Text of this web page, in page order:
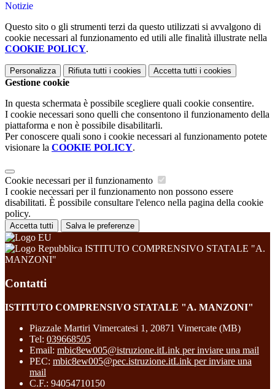
Notizie
Questo sito o gli strumenti terzi da questo utilizzati si avvalgono di
cookie necessari al funzionamento ed utili alle finalità illustrate nella
COOKIE POLICY.
Personalizza Rifiuta tutti i cookies Accetta tutti i cookies
Gestione cookie
In questa schermata è possibile scegliere quali cookie consentire.
I cookie necessari sono quelli che consentono il funzionamento della
piattaforma e non è possibile disabilitarli.
Per conoscere quali sono i cookie necessari al funzionamento potete
visionare la COOKIE POLICY.
Cookie necessari per il funzionamento
I cookie necessari per il funzionamento non possono essere
disabilitati. È possibile consultare l'elenco nella pagina della cookie
policy.
Accetta tutti Salva le preferenze
ISTITUTO COMPRENSIVO STATALE "A.
MANZONI"
Contatti
ISTITUTO COMPRENSIVO STATALE "A. MANZONI"
Piazzale Martiri Vimercatesi 1, 20871 Vimercate (MB)
Tel: 039668505
Email: mbic8ew005@istruzione.itLink per inviare una mail
PEC: mbic8ew005@pec.istruzione.itLink per inviare una
mail
C.F.: 94054710150